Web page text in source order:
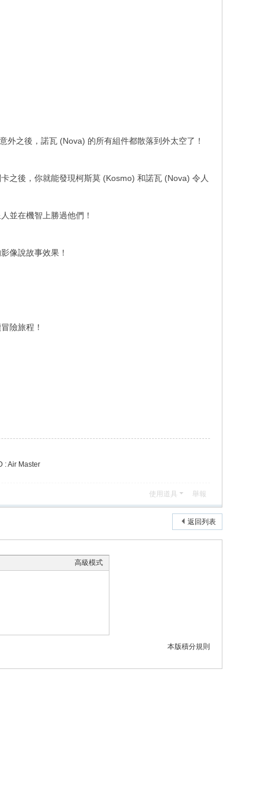
之後，諾瓦 (Nova) 的所有組件都散落到外太空了！
之後，你就能發現柯斯莫 (Kosmo) 和諾瓦 (Nova) 令人
並在機智上勝過他們！
像說故事效果！
險旅程！
: Air Master
使用道具 舉報
返回列表
高級模式
本版積分規則